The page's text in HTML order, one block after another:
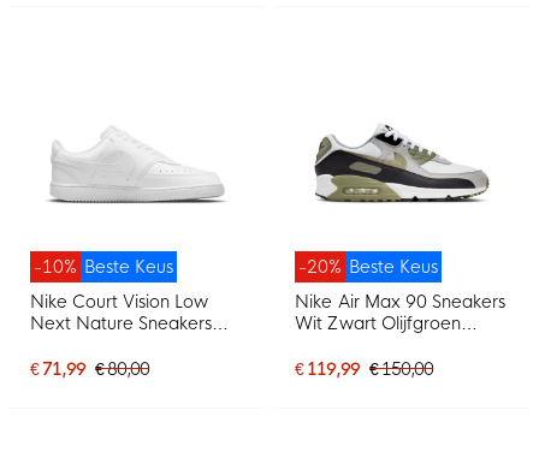
Beste Keus
-10%
Nike Court Vision Low
Next Nature Sneakers
€ 71,99 € 80,00
Beste Keus
-20%
Nike Air Max 90 Sneakers
Wit Zwart Olijfgroen
€ 119,99 € 150,00